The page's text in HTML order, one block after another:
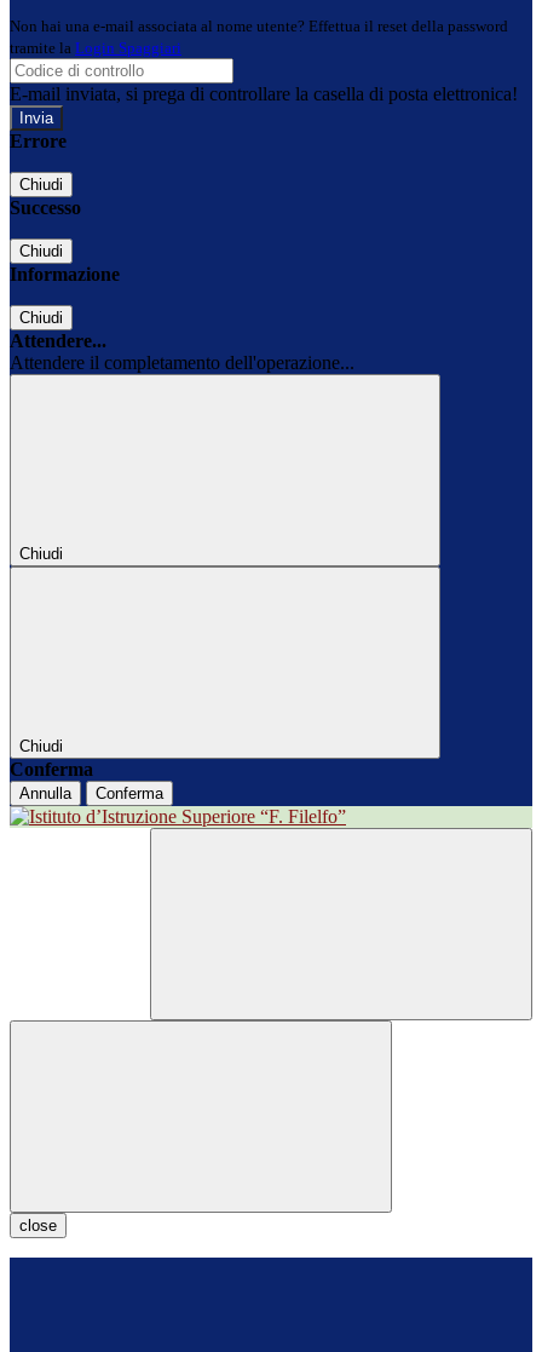
Non hai una e-mail associata al nome utente? Effettua il reset della password
tramite la Login Spaggiari
E-mail inviata, si prega di controllare la casella di posta elettronica!
Errore
Chiudi
Successo
Chiudi
Informazione
Chiudi
Attendere...
Attendere il completamento dell'operazione...
Chiudi
Chiudi
Conferma
Annulla Conferma
close